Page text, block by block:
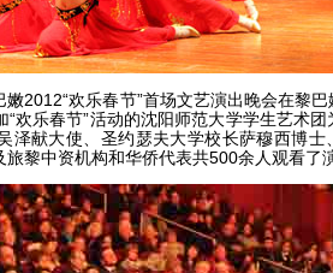
欢乐春节”首场文艺演出晚会在黎巴
欢乐春节”活动的沈阳师范大学学生艺术团
泽献大使、圣约瑟夫大学校长萨穆西博士
黎中资机构和华侨代表共500余人观看了